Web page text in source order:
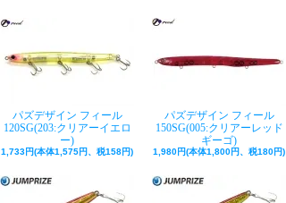
パズデザイン フィール
120SG(203:クリアーイエロ
ー)
1,733円(本体1,575円、税158円)
パズデザイン フィール
150SG(005:クリアーレッド
ギーゴ)
1,980円(本体1,800円、税180円)